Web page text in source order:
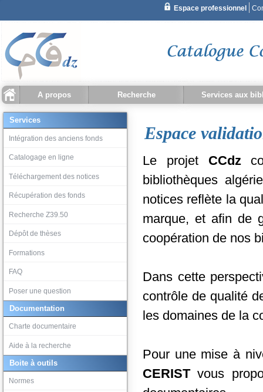
A propos
Qu'est ce que CCDZ ?
Statistiques
Recherche
Recherche document
Recherche avancée
Recherche bibliothèque
Historique recherche
Services aux
Services
Intégration des anciens fonds
Catalogage en ligne
Téléchargement des notices
Récupération des fonds
Recherche Z39.50
Dépôt de thèses
Formations
FAQ
Poser une question
Documentation
Charte documentaire
Aide à la recherche
Boite à outils
Normes
Espace
Le projet CCdz
bibliothèques
notices reflète la
marque, et afin de
coopération de nos
Dans cette
contrôle de qualité
les domaines de la
Pour une mise à
CERISTvous